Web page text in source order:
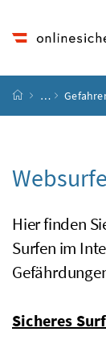
Startseite
…
Hier finden
Surfen im
Sicheres